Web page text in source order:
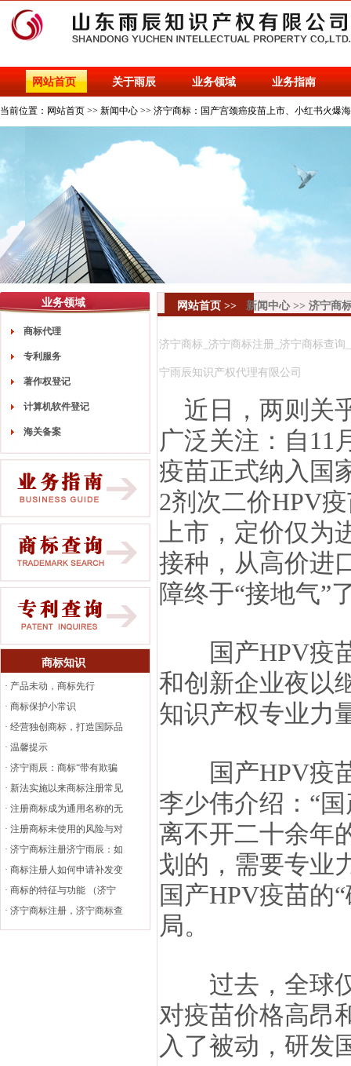
网站首页 关于雨辰 业务领域 业务指南
当前位置： 网站首页 >> 新闻中心 >> 济宁商标：国产宫颈癌疫苗上市、小红书火爆
业务领域
商标代理
专利服务
著作权登记
计算机软件登记
海关备案
商标知识
· 产品未动，商标先行
· 商标保护小常识
· 经营独创商标，打造国际品
· 温馨提示
· 济宁雨辰：商标“带有欺骗
· 新法实施以来商标注册常见
· 注册商标成为通用名称的无
· 注册商标未使用的风险与对
· 济宁商标注册济宁雨辰：如
· 商标注册人如何申请补发变
· 商标的特征与功能 （济宁
· 济宁商标注册，济宁商标查
网站首页 >> 新闻中心 >> 济宁商
济宁商标_济宁商标注册_济宁商标查
宁雨辰知识产权代理有限公司
近日，两则关
广泛关注：自11
疫苗正式纳入国
2剂次二价HPV
上市，定价仅为
接种，从高价进
障终于“接地气”
国产HPV疫苗
和创新企业夜以
知识产权专业力
国产HPV疫苗
李少伟介绍：“
离不开二十余年
划的，需要专业
国产HPV疫苗的
局。
过去，全球仅
对疫苗价格高昂
入了被动，研发